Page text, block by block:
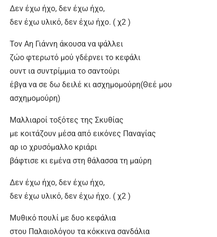
Δεν έχω ήχο, δεν έχω ήχο,
δεν έχω υλικό, δεν έχω ήχο. ( χ2 )
Τον Αη Γιάννη άκουσα να ψάλλει
ζώο φτερωτό μού γδέρνει το κεφάλι
ουντ ια συντρίμμια το σαντούρι
έβγα να σε δω δειλέ κι ασχημομούρη(Θεέ μου
ασχημομούρη)
Μαλλιαροί τοξότες της Σκυθίας
με κοιτάζουν μέσα από εικόνες Παναγίας
αρ ιο χρυσόμαλλο κριάρι
βάφτισε κι εμένα στη θάλασσα τη μαύρη
Δεν έχω ήχο, δεν έχω ήχο,
δεν έχω υλικό, δεν έχω ήχο. ( χ2 )
Μυθικό πουλί με δυο κεφάλια
στου Παλαιολόγου τα κόκκινα σανδάλια